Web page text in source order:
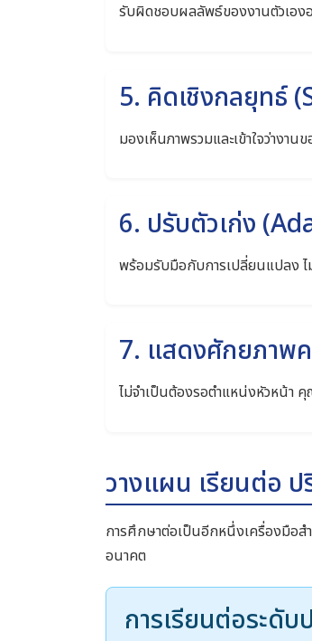
รับผิดชอบผลลัพธ์ของงานตัวเอง
5. คิดเชิงกลยุทธ์
มองเห็นภาพรวมและเข้าใจว่างา
6. ปรับตัวเก่ง
พร้อมรับมือกับการเปลี่ยนแปลง ไ
7. แสดงศักยภาพ
ไม่จำเป็นต้องรอตำแหน่งหัวหน้า
วางแผน เรียนต่อ
การศึกษาต่อเป็นอีกหนึ่งเครื่องมือส
อนาคต
การเรียนต่อระดั